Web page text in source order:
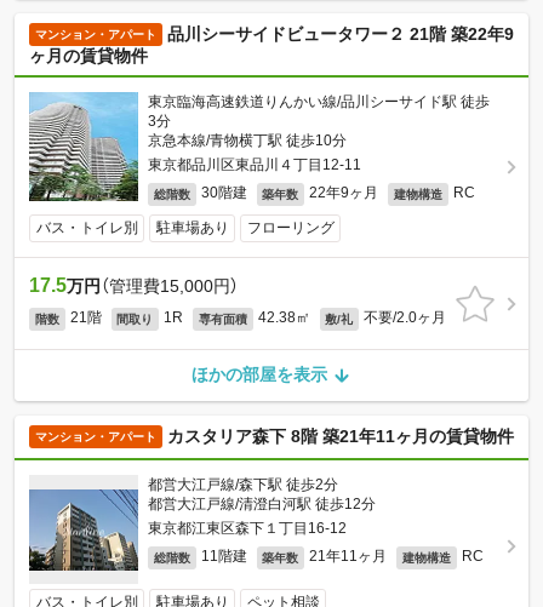
マンション・アパート
品川シーサイドビュータワー２ 21階 築22年9
ヶ月の賃貸物件
東京臨海高速鉄道りんかい線/品川シーサイド駅 徒歩
3分
京急本線/青物横丁駅 徒歩10分
東京都品川区東品川４丁目12-11
総階数 30階建 築年数 22年9ヶ月 建物構造 RC
バス・トイレ別 駐車場あり フローリング
17.5万円 （管理費15,000円）
階数 21階 間取り 1R 専有面積 42.38㎡ 敷/礼 不要/2.0ヶ月
ほかの部屋を表示
マンション・アパート カスタリア森下 8階 築21年11ヶ月の賃貸物件
都営大江戸線/森下駅 徒歩2分
都営大江戸線/清澄白河駅 徒歩12分
東京都江東区森下１丁目16-12
総階数 11階建 築年数 21年11ヶ月 建物構造 RC
バス・トイレ別 駐車場あり ペット相談